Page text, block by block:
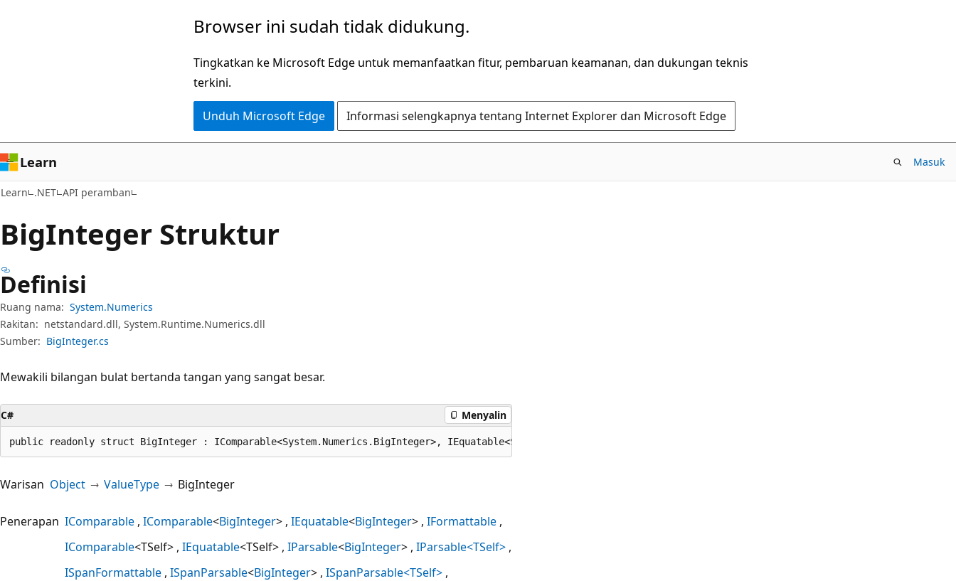
Browser ini sudah tidak didukung.
Tingkatkan ke Microsoft Edge untuk memanfaatkan fitur, pembaruan keamanan, dan dukungan teknis
terkini.
Unduh Microsoft Edge Informasi selengkapnya tentang Internet Explorer dan Microsoft Edge
Learn Masuk
Learn .NET API peramban
BigInteger Struktur
Definisi
Ruang nama: System.Numerics
Rakitan: netstandard.dll, System.Runtime.Numerics.dll
Sumber: BigInteger.cs
Mewakili bilangan bulat bertanda tangan yang sangat besar.
C# Menyalin
public readonly struct BigInteger : IComparable<System.Numerics.BigInteger>, IEquatable<System.Numerics.BigInteger>, IParsable<System.Numerics.BigInteger>,
Warisan Object ValueType BigInteger
Penerapan IComparable IComparable<BigInteger> IEquatable<BigInteger> IFormattable
IComparable<TSelf> IEquatable<TSelf> IParsable<BigInteger> IParsable<TSelf>
ISpanFormattable ISpanParsable<BigInteger> ISpanParsable<TSelf>